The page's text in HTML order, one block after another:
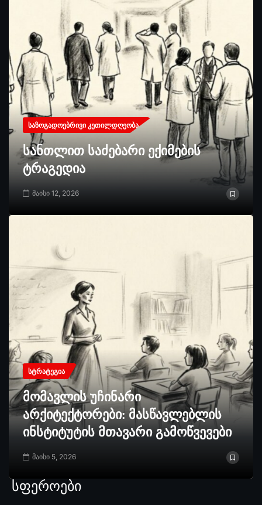
ᲡᲐᲖᲝᲒᲐᲓᲝᲔᲑᲠᲘᲕᲘ ᲙᲔᲗᲘᲚᲓᲦᲔᲝᲑᲐ
სანთლით საძებარი ექიმების
ტრაგედია
მაისი 12, 2026
ᲡᲢᲠᲐᲢᲔᲒᲘᲐ
მომავლის უჩინარი
არქიტექტორები: მასწავლებლის
ინსტიტუტის მთავარი გამოწვევები
მაისი 5, 2026
სფეროები